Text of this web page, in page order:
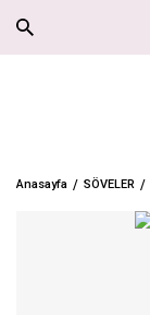
Anasayfa SÖVELER